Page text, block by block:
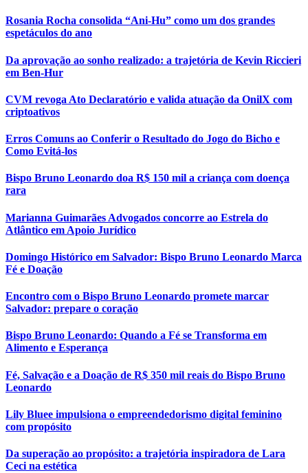
Rosania Rocha consolida “Ani-Hu” como um dos grandes
espetáculos do ano
Da aprovação ao sonho realizado: a trajetória de Kevin Riccieri
em Ben-Hur
CVM revoga Ato Declaratório e valida atuação da OnilX com
criptoativos
Erros Comuns ao Conferir o Resultado do Jogo do Bicho e
Como Evitá-los
Bispo Bruno Leonardo doa R$ 150 mil a criança com doença
rara
Marianna Guimarães Advogados concorre ao Estrela do
Atlântico em Apoio Jurídico
Domingo Histórico em Salvador: Bispo Bruno Leonardo Marca
Fé e Doação
Encontro com o Bispo Bruno Leonardo promete marcar
Salvador: prepare o coração
Bispo Bruno Leonardo: Quando a Fé se Transforma em
Alimento e Esperança
Fé, Salvação e a Doação de R$ 350 mil reais do Bispo Bruno
Leonardo
Lily Bluee impulsiona o empreendedorismo digital feminino
com propósito
Da superação ao propósito: a trajetória inspiradora de Lara
Ceci na estética